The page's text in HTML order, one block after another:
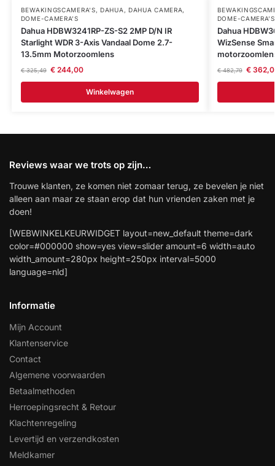
BEWAKINGSCAMERA'S, DAHUA , DAHUA CAMERA,
DOME-CAMERA’S
Dahua HDBW3241RP-ZS-S2 2MP D/N IR
Starlight WDR 3-Axis Vandaal Dome 2.7-
13.5mm Motorzoomlens
€325,49 €244,00
Winkelwagen
DOME-CAMERA’S
Dahua
WizSense
€482,79 €
Reviews waar we trots op zijn…
Trouwe klanten, ze komen niet zomaar terug, ze bevelen je niet
alleen aan maar ze staan erop dat hun vrienden zaken met je
doen!
[WEBWINKELKEURWIDGET layout=new_default theme=dark
color=#000000 show=yes view=slider amount=6 width=auto
width_amount=280px height=250px interval=5000
language=nld]
Informatie
Mijn Account
Klantenservice
Contact
Algemene voorwaarden
Betaalmethoden
Herroepingsrecht & Retour
Klachtenregeling
Levertijd en verzendkosten
Meldkamer